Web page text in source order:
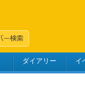
ダイアリー イ